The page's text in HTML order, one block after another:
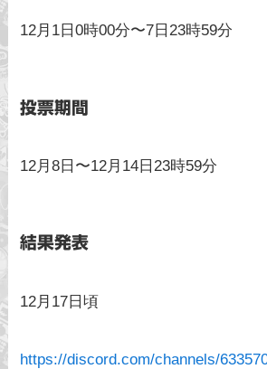
12月1日0時00分〜7日23時59分
投票期間
12月8日〜12月14日23時59分
結果発表
12月17日頃
https://discord.com/channels/